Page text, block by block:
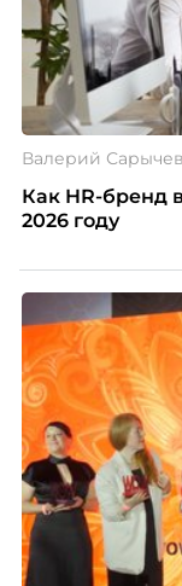
Валерий Сарычев
Как HR-бренд
2026 году